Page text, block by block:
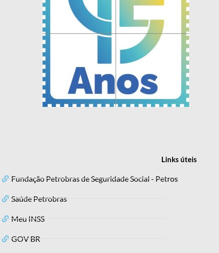
Linksúteis
Fundação Petrobras de Seguridade Social - Petros
Saúde Petrobras
Meu INSS
GOV BR